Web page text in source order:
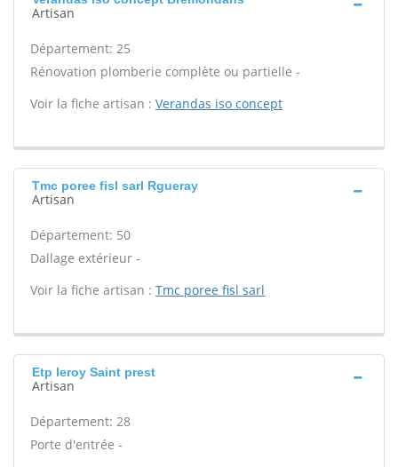
Artisan
Département: 25
Rénovation plomberie complète ou partielle -
Voir la fiche artisan : Verandas iso concept
Tmc poree fisl sarl Rgueray
Artisan
Département: 50
Dallage extérieur -
Voir la fiche artisan : Tmc poree fisl sarl
Etp leroy Saint prest
Artisan
Département: 28
Porte d'entrée -